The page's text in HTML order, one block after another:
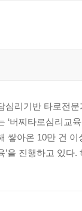
27
행성 27
심리기반 타로전
‘버찌타로심리교
쌓아온 10만 건
’을 진행하고 있다